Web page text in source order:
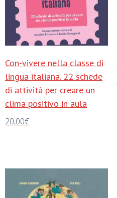
Con-vivere nella classe di
lingua italiana. 22 schede
di attività per creare un
clima positivo in aula
20,00€